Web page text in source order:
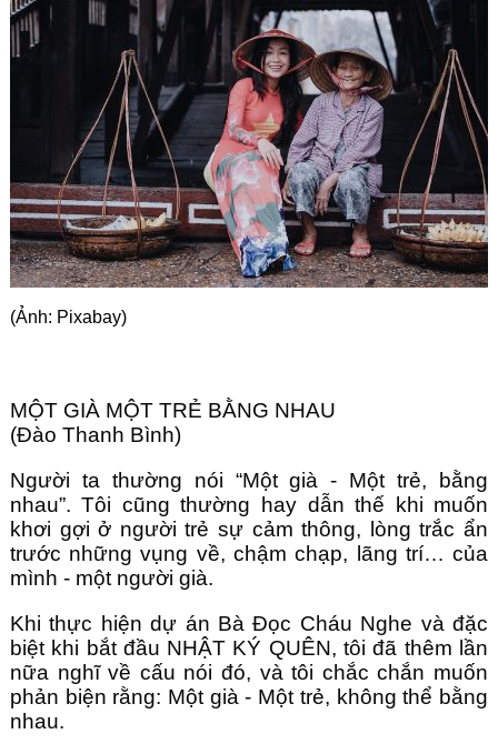
Góc chia sẻ
Tìm kiếm
(Ảnh: Pixabay)
MỘT GIÀ MỘT TRẺ BẰNG NHAU
(Đào Thanh Bình)
Người ta thường nói “Một già - Một trẻ, bằng
nhau”. Tôi cũng thường hay dẫn thế khi muốn
khơi gợi ở người trẻ sự cảm thông, lòng trắc ẩn
trước những vụng về, chậm chạp, lãng trí… của
mình - một người già.
Khi thực hiện dự án Bà Đọc Cháu Nghe và đặc
biệt khi bắt đầu NHẬT KÝ QUÊN, tôi đã thêm lần
nữa nghĩ về cấu nói đó, và tôi chắc chắn muốn
phản biện rằng: Một già - Một trẻ, không thể bằng
nhau.